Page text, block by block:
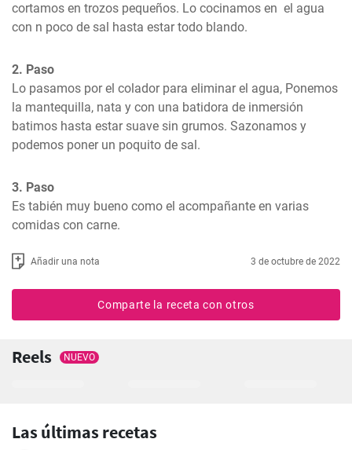
cortamos en trozos pequeños. Lo cocinamos en  el agua
con n poco de sal hasta estar todo blando.
2. Paso
Lo pasamos por el colador para eliminar el agua, Ponemos
la mantequilla, nata y con una batidora de inmersión
batimos hasta estar suave sin grumos. Sazonamos y
podemos poner un poquito de sal.
3. Paso
Es tabién muy bueno como el acompañante en varias
comidas con carne.
Añadir una nota 3 de octubre de 2022
Comparte la receta con otros
Reels NUEVO
Las últimas recetas